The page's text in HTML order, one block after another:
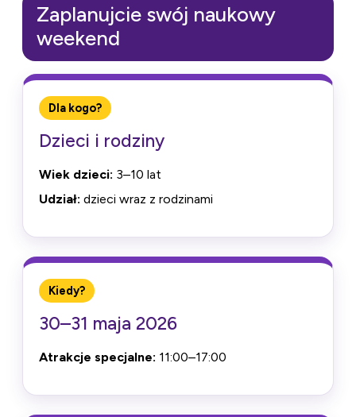
Zaplanujcie swój naukowy
weekend
Dla kogo?
Dzieci i rodziny
Wiek dzieci: 3–10 lat
Udział: dzieci wraz z rodzinami
Kiedy?
30–31 maja 2026
Atrakcje specjalne: 11:00–17:00